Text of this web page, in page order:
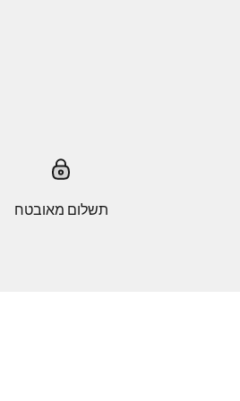
תשלום מאובטח